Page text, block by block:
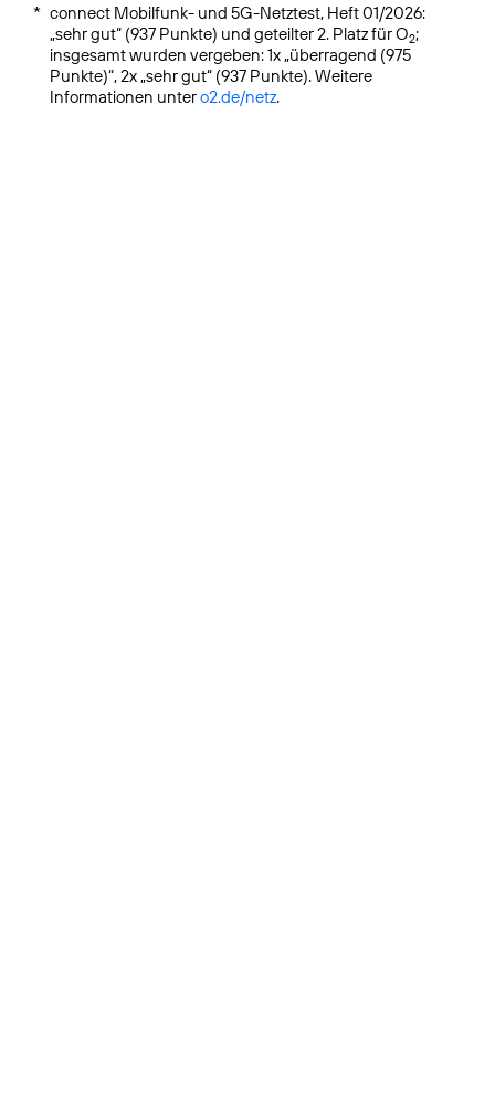
* connect Mobilfunk- und 5G-Netztest, Heft 01/2026:
„sehr gut“ (937 Punkte) und geteilter 2. Platz für O2;
insgesamt wurden vergeben: 1x „überragend (975
Punkte)“, 2x „sehr gut“ (937 Punkte). Weitere
Informationen untero2.de/netz.